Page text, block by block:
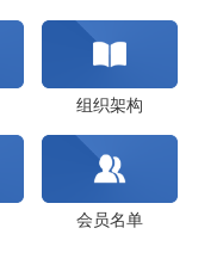
对《佛山市...
关于开展202...
组织架构
会员名单